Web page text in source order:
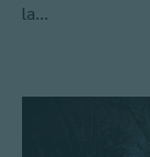
la...